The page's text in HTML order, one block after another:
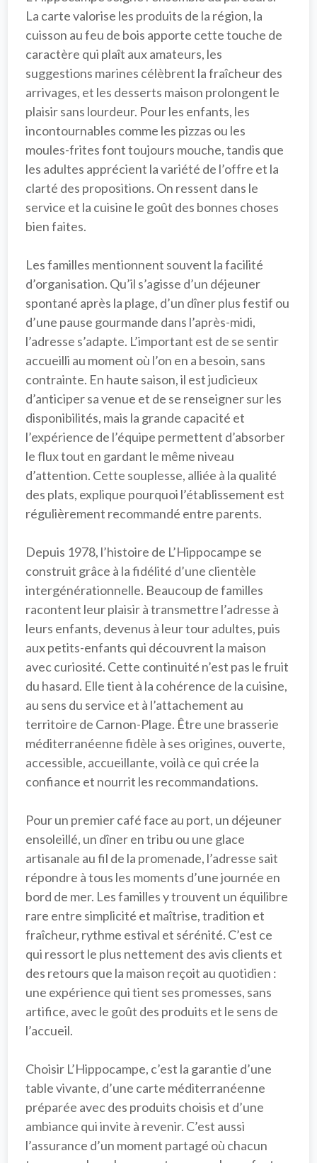
La carte valorise les produits de la région, la
cuisson au feu de bois apporte cette touche de
caractère qui plaît aux amateurs, les
suggestions marines célèbrent la fraîcheur des
arrivages, et les desserts maison prolongent le
plaisir sans lourdeur. Pour les enfants, les
incontournables comme les pizzas ou les
moules-frites font toujours mouche, tandis que
les adultes apprécient la variété de l’offre et la
clarté des propositions. On ressent dans le
service et la cuisine le goût des bonnes choses
bien faites.
Les familles mentionnent souvent la facilité
d’organisation. Qu’il s’agisse d’un déjeuner
spontané après la plage, d’un dîner plus festif ou
d’une pause gourmande dans l’après-midi,
l’adresse s’adapte. L’important est de se sentir
accueilli au moment où l’on en a besoin, sans
contrainte. En haute saison, il est judicieux
d’anticiper sa venue et de se renseigner sur les
disponibilités, mais la grande capacité et
l’expérience de l’équipe permettent d’absorber
le flux tout en gardant le même niveau
d’attention. Cette souplesse, alliée à la qualité
des plats, explique pourquoi l’établissement est
régulièrement recommandé entre parents.
Depuis 1978, l’histoire de L’Hippocampe se
construit grâce à la fidélité d’une clientèle
intergénérationnelle. Beaucoup de familles
racontent leur plaisir à transmettre l’adresse à
leurs enfants, devenus à leur tour adultes, puis
aux petits-enfants qui découvrent la maison
avec curiosité. Cette continuité n’est pas le fruit
du hasard. Elle tient à la cohérence de la cuisine,
au sens du service et à l’attachement au
territoire de Carnon-Plage. Être une brasserie
méditerranéenne fidèle à ses origines, ouverte,
accessible, accueillante, voilà ce qui crée la
confiance et nourrit les recommandations.
Pour un premier café face au port, un déjeuner
ensoleillé, un dîner en tribu ou une glace
artisanale au fil de la promenade, l’adresse sait
répondre à tous les moments d’une journée en
bord de mer. Les familles y trouvent un équilibre
rare entre simplicité et maîtrise, tradition et
fraîcheur, rythme estival et sérénité. C’est ce
qui ressort le plus nettement des avis clients et
des retours que la maison reçoit au quotidien :
une expérience qui tient ses promesses, sans
artifice, avec le goût des produits et le sens de
l’accueil.
Choisir L’Hippocampe, c’est la garantie d’une
table vivante, d’une carte méditerranéenne
préparée avec des produits choisis et d’une
ambiance qui invite à revenir. C’est aussi
l’assurance d’un moment partagé où chacun